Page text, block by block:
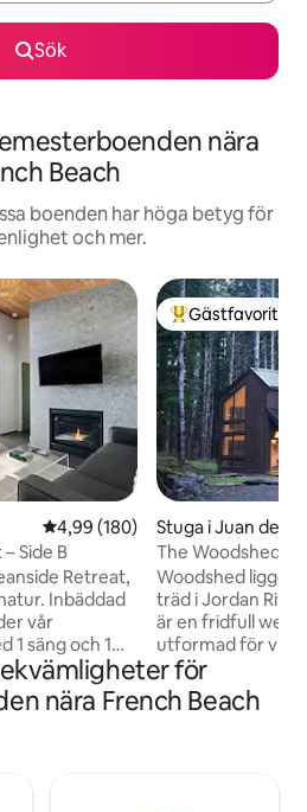
Sök
nära
Beach
boenden har höga betyg för
och mer.
4,99 av 5 i genomsnittligt
4,99 (180)
Side B
Retreat,
Inbäddad
vår
1 säng och 1
med fantastisk
och bergen.
uteplats,
Populär
Gästfavorit
Stuga i Juan de
The Woodshed
Woodshed ligger
träd i Jordan
är en fridfull
utformad för vila
Naturligt trä, rena
fönster gör att du
vid kusten.
för
nära French Beach